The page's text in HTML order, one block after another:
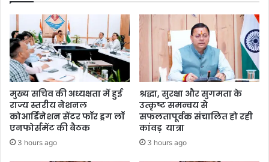
मुख्य सचिव की अध्यक्षता में हुई
राज्य स्तरीय नेशनल
कोआर्डिनेशन सेंटर फॉर ड्रग लॉ
एनफोर्समेंट की बैठक
3 hours ago
श्रद्धा, सुरक्षा और सुगमता के
उत्कृष्ट समन्वय से
सफलतापूर्वक संचालित हो रही
कांवड़ यात्रा
3 hours ago